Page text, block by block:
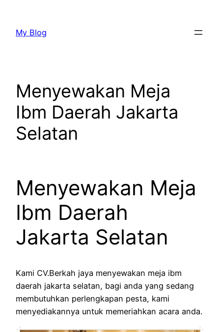
konten
My Blog
Menyewakan Meja
Ibm Daerah Jakarta
Selatan
Menyewakan Meja
Ibm Daerah
Jakarta Selatan
Kami CV.Berkah jaya menyewakan meja ibm
daerah jakarta selatan, bagi anda yang sedang
membutuhkan perlengkapan pesta, kami
menyediakannya untuk memeriahkan acara anda.